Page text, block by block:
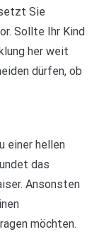
Sie
Sollte Ihr Kind
her weit
dürfen, ob
einer hellen
das
Ansonsten
möchten.